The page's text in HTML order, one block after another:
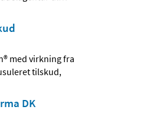
med virkning fra
tilskud,
DK